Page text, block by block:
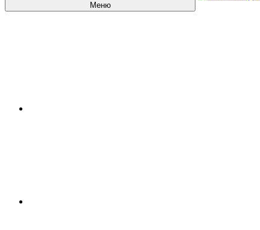
Меню